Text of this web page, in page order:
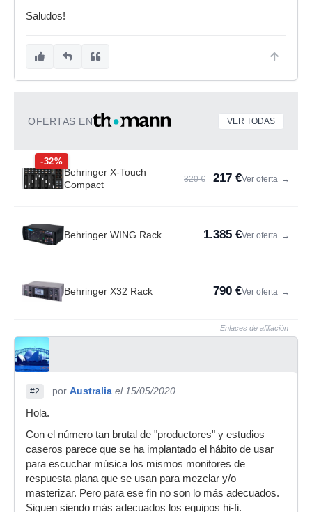
Saludos!
OFERTAS EN VER TODAS
-32%
Behringer X-Touch
Compact
320 € 217 €Ver oferta →
Behringer WING Rack 1.385 €Ver oferta →
Behringer X32 Rack 790 €Ver oferta →
Enlaces de afiliación
#2 por Australia el 15/05/2020
Hola.
Con el número tan brutal de "productores" y estudios
caseros parece que se ha implantado el hábito de usar
para escuchar música los mismos monitores de
respuesta plana que se usan para mezclar y/o
masterizar. Pero para ese fin no son lo más adecuados.
Siguen siendo más adecuados los equipos hi-fi.